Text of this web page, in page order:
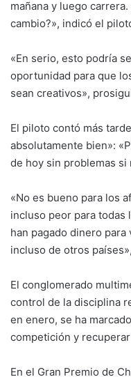
mañana y luego
cambio?», indicó el
«En serio, esto podría
oportunidad para que
sean creativos»,
El piloto contó más
absolutamente bien»:
de hoy sin problemas
«No es bueno para los
incluso peor para todas
han pagado dinero
incluso de otros
El conglomerado
control de la disciplina
en enero, se ha
competición y
En el Gran Premio de